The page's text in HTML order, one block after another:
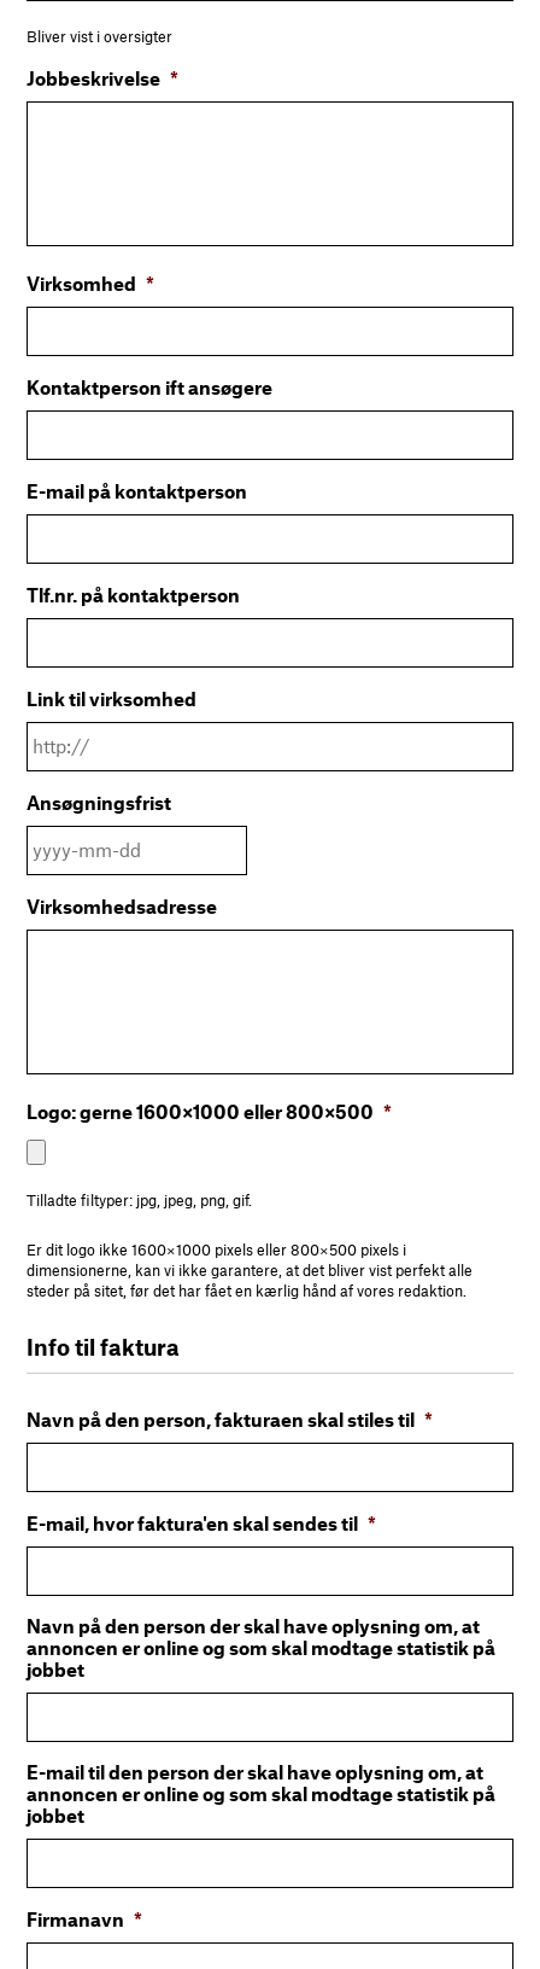
Bliver vist i oversigter
Jobbeskrivelse *
Virksomhed *
Kontaktperson ift ansøgere
E-mail på kontaktperson
Tlf.nr. på kontaktperson
Link til virksomhed
Ansøgningsfrist
Virksomhedsadresse
Logo: gerne 1600×1000 eller 800×500 *
Tilladte filtyper: jpg, jpeg, png, gif.
Er dit logo ikke 1600×1000 pixels eller 800×500 pixels i
dimensionerne, kan vi ikke garantere, at det bliver vist perfekt alle
steder på sitet, før det har fået en kærlig hånd af vores redaktion.
Info til faktura
Navn på den person, fakturaen skal stiles til *
E-mail, hvor faktura'en skal sendes til *
Navn på den person der skal have oplysning om, at
annoncen er online og som skal modtage statistik på
jobbet
E-mail til den person der skal have oplysning om, at
annoncen er online og som skal modtage statistik på
jobbet
Firmanavn *